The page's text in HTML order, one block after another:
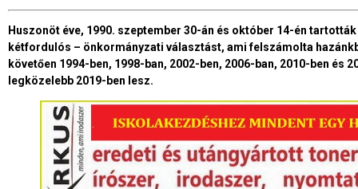
Huszonöt éve, 1990. szeptember 30-án és október 14-én
kétfordulós – önkormányzati választást, ami felszámolta
követően 1994-ben, 1998-ban, 2002-ben, 2006-ban, 2010-ben és
legközelebb 2019-ben lesz.